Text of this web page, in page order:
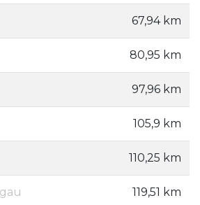
67,94 km
80,95 km
97,96 km
105,9 km
110,25 km
119,51 km